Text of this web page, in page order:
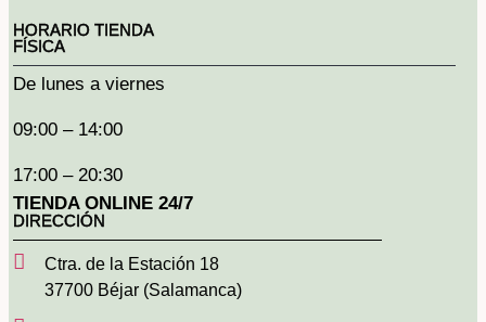
HORARIO TIENDA
FÍSICA
De lunes a viernes
09:00 – 14:00
17:00 – 20:30
TIENDA ONLINE 24/7
DIRECCIÓN
Ctra. de la Estación 18
37700 Béjar (Salamanca)